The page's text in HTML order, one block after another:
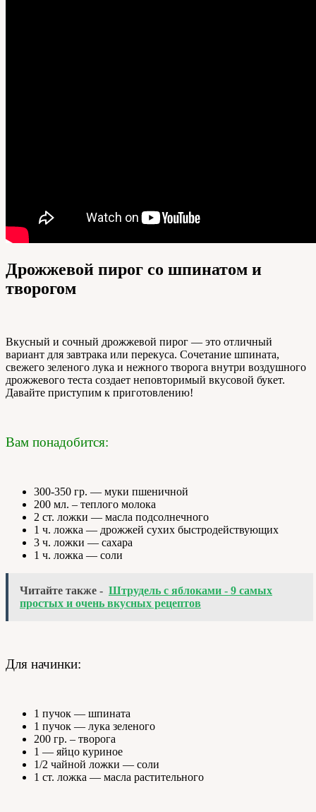
Дрожжевой пирог со шпинатом и
творогом
Вкусный и сочный дрожжевой пирог — это отличный
вариант для завтрака или перекуса. Сочетание шпината,
свежего зеленого лука и нежного творога внутри воздушного
дрожжевого теста создает неповторимый вкусовой букет.
Давайте приступим к приготовлению!
Вам понадобится:
300-350 гр. — муки пшеничной
200 мл. – теплого молока
2 ст. ложки — масла подсолнечного
1 ч. ложка — дрожжей сухих быстродействующих
3 ч. ложки — сахара
1 ч. ложка — соли
Читайте также - Штрудель с яблоками - 9 самых
простых и очень вкусных рецептов
Для начинки:
1 пучок — шпината
1 пучок — лука зеленого
200 гр. – творога
1 — яйцо куриное
1/2 чайной ложки — соли
1 ст. ложка — масла растительного